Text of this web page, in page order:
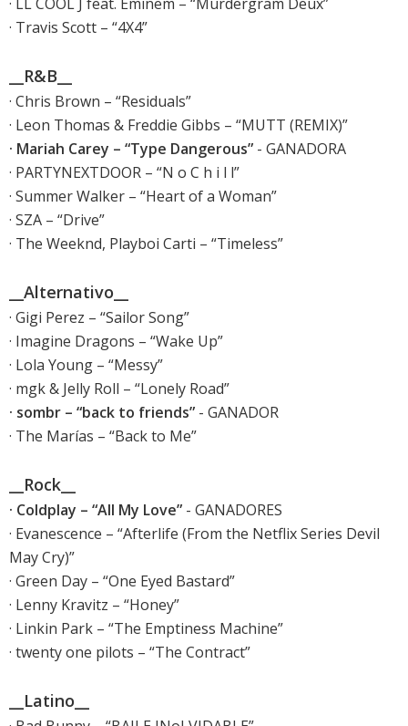
· Travis Scott – “4X4”
__R&B__
· Chris Brown – “Residuals”
· Leon Thomas & Freddie Gibbs – “MUTT (REMIX)”
· Mariah Carey – “Type Dangerous” - GANADORA
· PARTYNEXTDOOR – “N o C h i l l”
· Summer Walker – “Heart of a Woman”
· SZA – “Drive”
· The Weeknd, Playboi Carti – “Timeless”
__Alternativo__
· Gigi Perez – “Sailor Song”
· Imagine Dragons – “Wake Up”
· Lola Young – “Messy”
· mgk & Jelly Roll – “Lonely Road”
· sombr – “back to friends” - GANADOR
· The Marías – “Back to Me”
__Rock__
· Coldplay – “All My Love” - GANADORES
· Evanescence – “Afterlife (From the Netflix Series Devil
May Cry)”
· Green Day – “One Eyed Bastard”
· Lenny Kravitz – “Honey”
· Linkin Park – “The Emptiness Machine”
· twenty one pilots – “The Contract”
__Latino__